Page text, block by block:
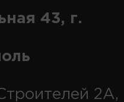
43, г.
2А,